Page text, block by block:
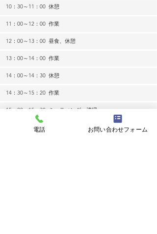
10：30～11：00 休憩
11：00～12：00 作業
12：00～13：00 昼食、休憩
13：00～14：00 作業
14：00～14：30 休憩
14：30～15：20 作業
15：20～15：30 ミーティング、清掃
■ その他電話 お問い合わせフォーム